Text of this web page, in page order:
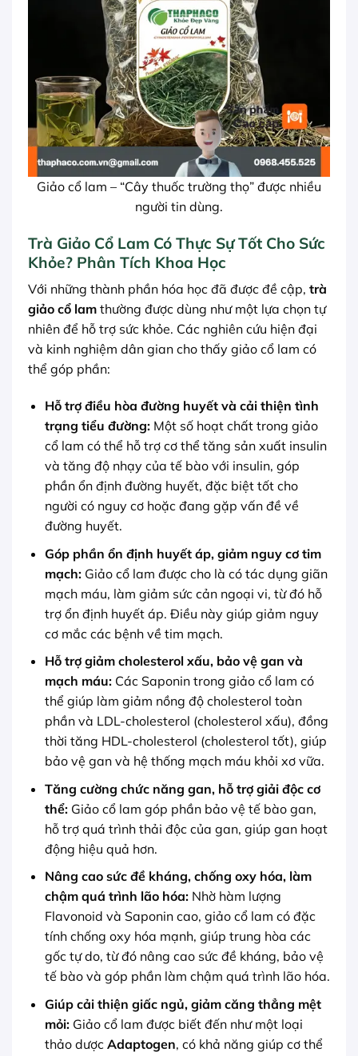
Giảo cổ lam – “Cây thuốc trường thọ” được nhiều
người tin dùng.
Trà Giảo Cổ Lam Có Thực Sự Tốt Cho Sức
Khỏe? Phân Tích Khoa Học
Với những thành phần hóa học đã được đề cập, trà
giảo cổ lam thường được dùng như một lựa chọn tự
nhiên để hỗ trợ sức khỏe. Các nghiên cứu hiện đại
và kinh nghiệm dân gian cho thấy giảo cổ lam có
thể góp phần:
Hỗ trợ điều hòa đường huyết và cải thiện tình
trạng tiểu đường:Một số hoạt chất trong giảo
cổ lam có thể hỗ trợ cơ thể tăng sản xuất insulin
và tăng độ nhạy của tế bào với insulin, góp
phần ổn định đường huyết, đặc biệt tốt cho
người có nguy cơ hoặc đang gặp vấn đề về
đường huyết.
Góp phần ổn định huyết áp, giảm nguy cơ tim
mạch:Giảo cổ lam được cho là có tác dụng giãn
mạch máu, làm giảm sức cản ngoại vi, từ đó hỗ
trợ ổn định huyết áp. Điều này giúp giảm nguy
cơ mắc các bệnh về tim mạch.
Hỗ trợ giảm cholesterol xấu, bảo vệ gan và
mạch máu:Các Saponin trong giảo cổ lam có
thể giúp làm giảm nồng độ cholesterol toàn
phần và LDL-cholesterol (cholesterol xấu), đồng
thời tăng HDL-cholesterol (cholesterol tốt), giúp
bảo vệ gan và hệ thống mạch máu khỏi xơ vữa.
Tăng cường chức năng gan, hỗ trợ giải độc cơ
thể:Giảo cổ lam góp phần bảo vệ tế bào gan,
hỗ trợ quá trình thải độc của gan, giúp gan hoạt
động hiệu quả hơn.
Nâng cao sức đề kháng, chống oxy hóa, làm
chậm quá trình lão hóa:Nhờ hàm lượng
Flavonoid và Saponin cao, giảo cổ lam có đặc
tính chống oxy hóa mạnh, giúp trung hòa các
gốc tự do, từ đó nâng cao sức đề kháng, bảo vệ
tế bào và góp phần làm chậm quá trình lão hóa.
Giúp cải thiện giấc ngủ, giảm căng thẳng mệt
mỏi:Giảo cổ lam được biết đến như một loại
thảo dược Adaptogen, có khả năng giúp cơ thể